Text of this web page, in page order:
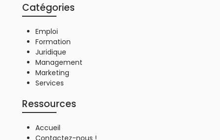
Catégories
Emploi
Formation
Juridique
Management
Marketing
Services
Ressources
Accueil